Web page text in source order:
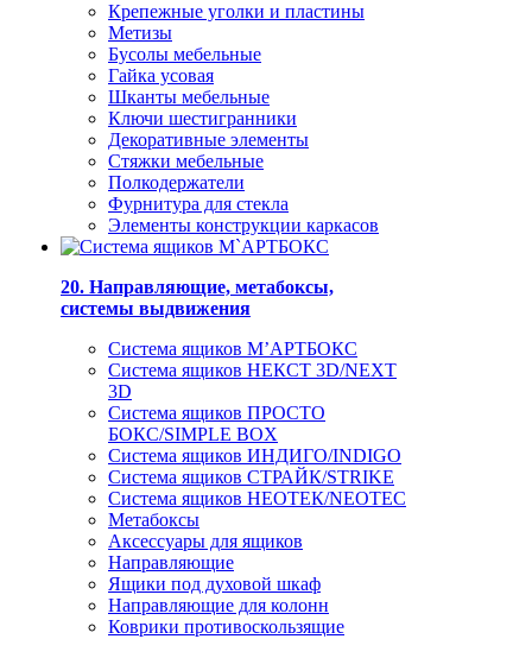
Крепежные уголки и пластины
Метизы
Бусолы мебельные
Гайка усовая
Шканты мебельные
Ключи шестигранники
Декоративные элементы
Стяжки мебельные
Полкодержатели
Фурнитура для стекла
Элементы конструкции каркасов
20. Направляющие, метабоксы,
системы выдвижения
Система ящиков М’АРТБОКС
Система ящиков НЕКСТ 3D/NEXT
3D
Система ящиков ПРОСТО
БОКС/SIMPLE BOX
Система ящиков ИНДИГО/INDIGO
Система ящиков СТРАЙК/STRIKE
Система ящиков НЕОТЕК/NEOTEC
Метабоксы
Аксессуары для ящиков
Направляющие
Ящики под духовой шкаф
Направляющие для колонн
Коврики противоскользящие